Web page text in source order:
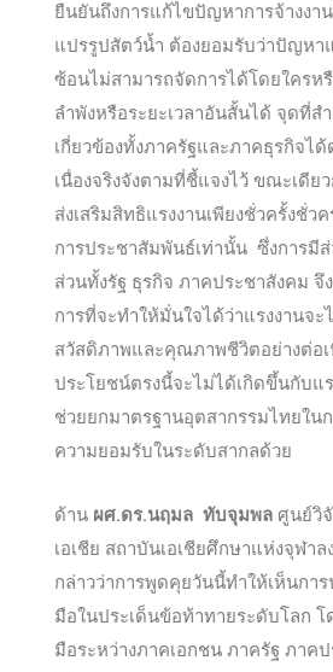
ยืนยันถึงการแก้ไขปัญหาการจ้างงา
แปรรูปสัตว์น้ำ ต้องยอมรับว่าปัญหา
ซ้อนไม่สามารถจัดการได้โดยใครห
ลำพังหรือระยะเวลาอันสั้นได้ จุดที่
เกี่ยวข้องทั้งภาครัฐและภาคธุรกิจได้
เนื่องจริงจังตามที่ชี้แจงไว้ ขณะเดีย
ส่งเสริมสิทธิแรงงานเพียงชั่วครั้งชั่วค
การประชาสัมพันธ์เท่านั้น ซึ่งการมี
ส่วนทั้งรัฐ ธุรกิจ ภาคประชาสังคม
การที่จะทำให้มั่นใจได้ว่าแรงงานจะ
สวัสดิภาพและคุณภาพชีวิตอย่างต่อเ
ประโยชน์ตรงนี้จะไม่ได้เกิดขึ้นกับแ
ช่วยยกมาตรฐานอุตสากรรมไทยใน
ความยอมรับในระดับสากลด้วย
ด้าน ผศ.ดร.นฤมล ทับจุมพล ศูนย์วิ
เอเชีย สถาบันเอเชียศึกษาแห่งจุฬา
กล่าวว่าการพูดคุยวันนี้ทำให้เห็นกา
มือในประเด็นข้อท้าทายระดับโลก โ
มือระหว่างภาคเอกชน ภาครัฐ ภาค